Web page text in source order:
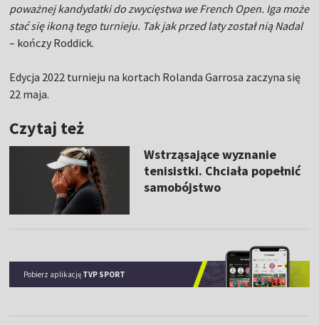
poważnej kandydatki do zwycięstwa we French Open. Iga może
stać się ikoną tego turnieju. Tak jak przed laty został nią Nadal
– kończy Roddick.
Edycja 2022 turnieju na kortach Rolanda Garrosa zaczyna się
22 maja.
Czytaj też
Wstrząsające wyznanie
tenisistki. Chciała popełnić
samobójstwo
Pobierz aplikację TVP SPORT